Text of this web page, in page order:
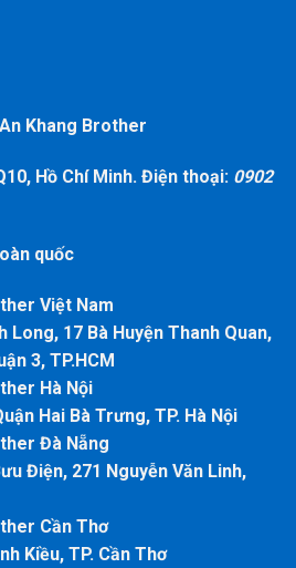
Khang Brother
Hồ Chí Minh. Điện thoại: 0902
quốc
Việt Nam
Long, 17 Bà Huyện Thanh Quan,
3, TP.HCM
Hà Nội
Hai Bà Trưng, TP. Hà Nội
Đà Nẵng
Điện, 271 Nguyễn Văn Linh,
Cần Thơ
Kiều, TP. Cần Thơ